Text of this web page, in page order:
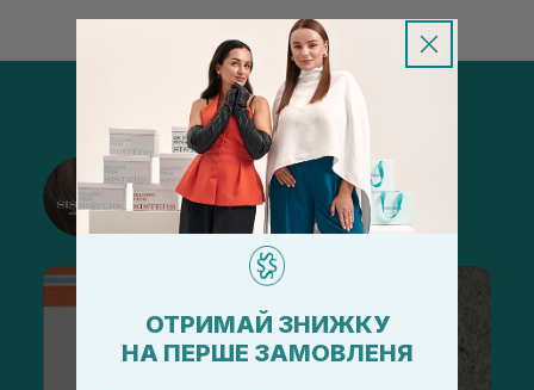
@sisters_stelmakh в Instagram
Подписаться
ОТРИМАЙ ЗНИЖКУ
НА ПЕРШЕ ЗАМОВЛЕНЯ